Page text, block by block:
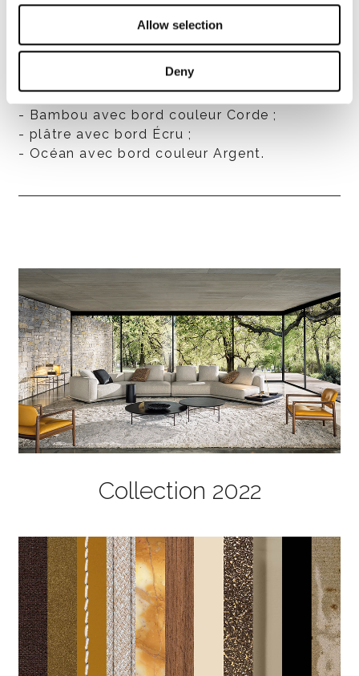
Allow selection
Deny
contrastée, réalisé avec le même fil.
couleurs suivantes :
- Malachite avec bord couleur Titane ;
- Terre Cuite avec bord Marron Foncé ;
- Bambou avec bord couleur Corde ;
- plâtre avec bord Écru ;
- Océan avec bord couleur Argent.
Collection 2022